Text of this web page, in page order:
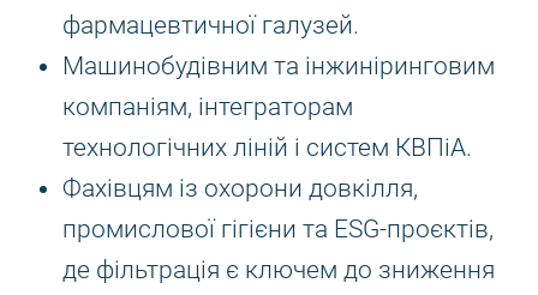
фармацевтичної галузей.
Машинобудівним та інжиніринговим
компаніям, інтеграторам
технологічних ліній і систем КВПіА.
Фахівцям із охорони довкілля,
промислової гігієни та ESG-проєктів,
де фільтрація є ключем до зниження